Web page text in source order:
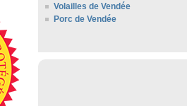
Volailles de Vendée
Porc de Vendée